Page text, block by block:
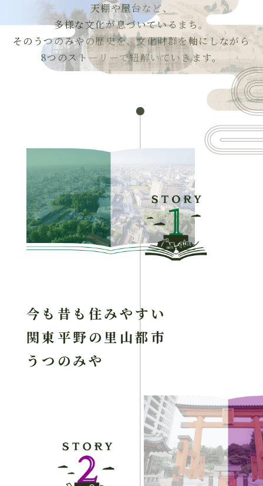
天棚や屋台など、
多様な文化が息づいているまち。
そのうつのみやの歴史を、文化財群を軸にしながら
8つのストーリーで紐解いていきます。
今も昔も住みやすい
関東平野の里山都市
うつのみや